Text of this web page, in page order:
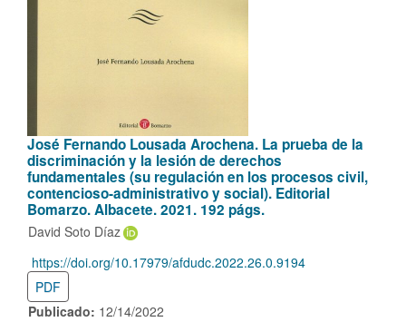
José Fernando Lousada Arochena. La prueba de la
discriminación y la lesión de derechos
fundamentales (su regulación en los procesos civil,
contencioso-administrativo y social). Editorial
Bomarzo. Albacete. 2021. 192 págs.
David Soto Díaz
https://doi.org/10.17979/afdudc.2022.26.0.9194
PDF
Publicado: 12/14/2022